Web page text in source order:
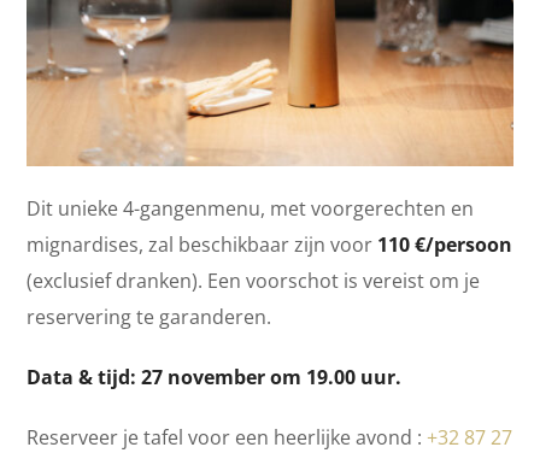
Dit unieke 4-gangenmenu, met voorgerechten en
mignardises, zal beschikbaar zijn voor 110 €/persoon
(exclusief dranken). Een voorschot is vereist om je
reservering te garanderen.
Data & tijd: 27 november om 19.00 uur.
Reserveer je tafel voor een heerlijke avond :+32 87 27